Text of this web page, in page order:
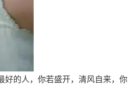
好的人，你若盛开，清风自来，你